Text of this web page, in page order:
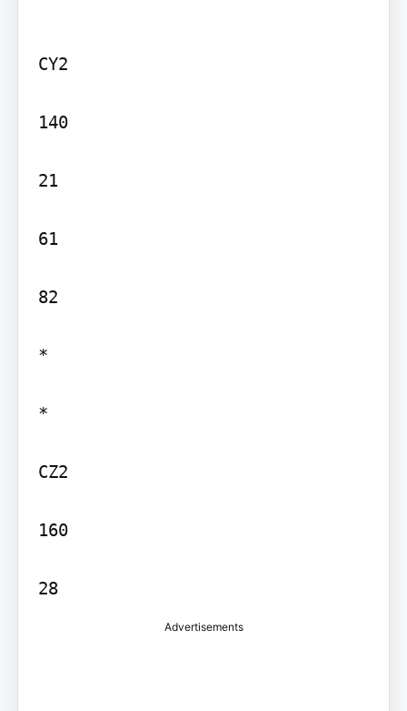
CY2
140
21
61
82
*
*
CZ2
160
28
Advertisements